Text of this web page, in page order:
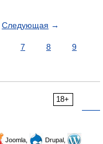
Следующая →
7 8
9
18+
Joomla,
Drupal,